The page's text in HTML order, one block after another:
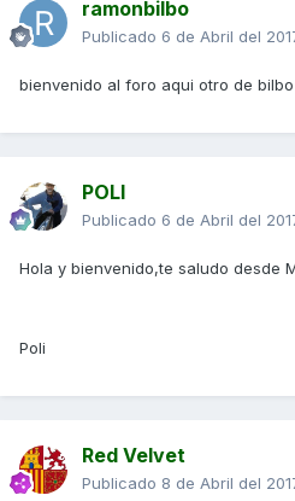
ramonbilbo
Publicado 6 de Abril del
bienvenido al foro aqui otro de bilbo
POLI
Publicado 6 de Abril del
Hola y bienvenido,te saludo desde
Poli
Red Velvet
Publicado 8 de Abril del